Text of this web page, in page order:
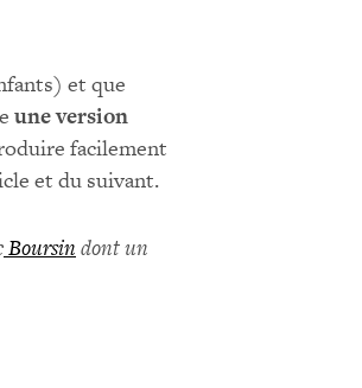
et que
une version
facilement
et du suivant.
Boursin dont un